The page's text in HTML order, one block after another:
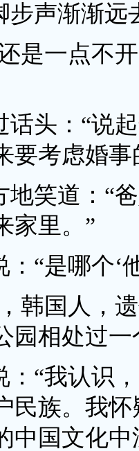
步声渐渐
是一点不
话头：“说
要考虑婚事
地笑道：“
家里。”
“是哪个‘
韩国人，
园相处过
：“我认识
民族。我
中国文化